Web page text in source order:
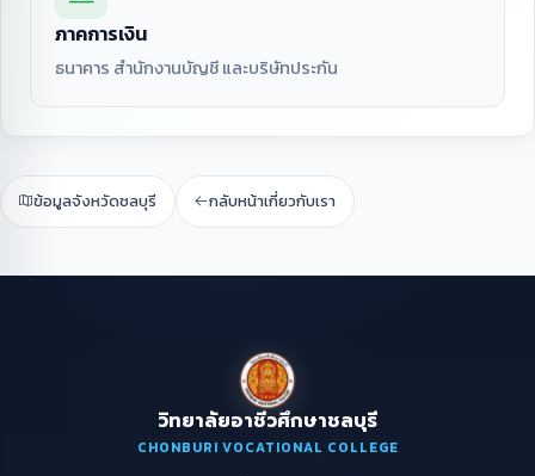
ภาคการเงิน
ธนาคาร สำนักงานบัญชี และบริษัทประกัน
ข้อมูลจังหวัดชลบุรี กลับหน้าเกี่ยวกับเรา
วิทยาลัยอาชีวศึกษาชลบุรี
CHONBURI VOCATIONAL COLLEGE